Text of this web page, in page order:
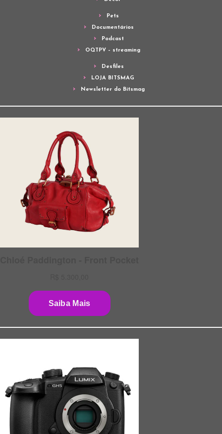
Pets
Documentários
Podcast
OQTPV – streaming
Desfiles
LOJA BITSMAG
Newsletter do Bitsmag